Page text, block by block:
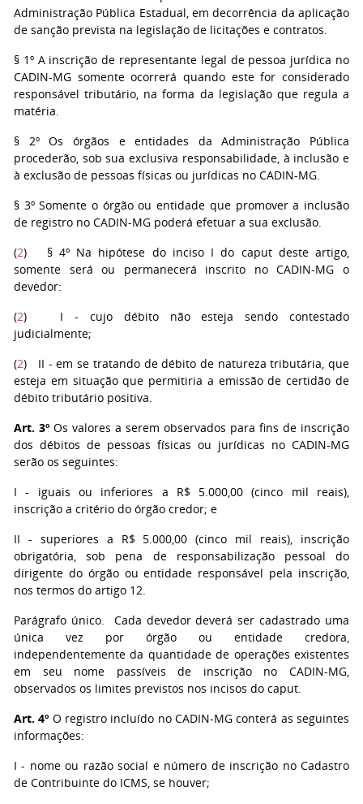
Administração Pública Estadual, em decorrência da aplicação
de sanção prevista na legislação de licitações e contratos.
§ 1º A inscrição de representante legal de pessoa jurídica no
CADIN-MG somente ocorrerá quando este for considerado
responsável tributário, na forma da legislação que regula a
matéria.
§ 2º Os órgãos e entidades da Administração Pública
procederão, sob sua exclusiva responsabilidade, à inclusão e
à exclusão de pessoas físicas ou jurídicas no CADIN-MG.
§ 3º Somente o órgão ou entidade que promover a inclusão
de registro no CADIN-MG poderá efetuar a sua exclusão.
(2) § 4º Na hipótese do inciso I do caput deste artigo,
somente será ou permanecerá inscrito no CADIN-MG o
devedor:
(2) I - cujo débito não esteja sendo contestado
judicialmente;
(2) II - em se tratando de débito de natureza tributária, que
esteja em situação que permitiria a emissão de certidão de
débito tributário positiva.
Art. 3º Os valores a serem observados para fins de inscrição
dos débitos de pessoas físicas ou jurídicas no CADIN-MG
serão os seguintes:
I - iguais ou inferiores a R$ 5.000,00 (cinco mil reais),
inscrição a critério do órgão credor; e
II - superiores a R$ 5.000,00 (cinco mil reais), inscrição
obrigatória, sob pena de responsabilização pessoal do
dirigente do órgão ou entidade responsável pela inscrição,
nos termos do artigo 12.
Parágrafo único. Cada devedor deverá ser cadastrado uma
única vez por órgão ou entidade credora,
independentemente da quantidade de operações existentes
em seu nome passíveis de inscrição no CADIN-MG,
observados os limites previstos nos incisos do caput.
Art. 4º O registro incluído no CADIN-MG conterá as seguintes
informações:
I - nome ou razão social e número de inscrição no Cadastro
de Contribuinte do ICMS, se houver;